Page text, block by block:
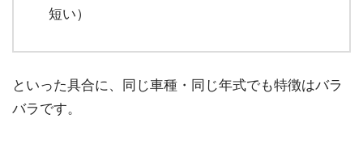
短い）
といった具合に、同じ車種・同じ年式でも特徴はバラ
バラです。